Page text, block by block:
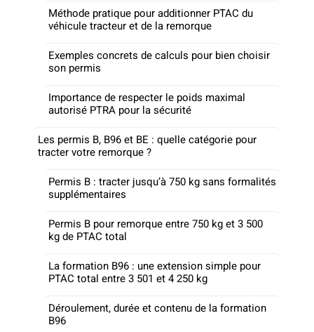
Méthode pratique pour additionner PTAC du
véhicule tracteur et de la remorque
Exemples concrets de calculs pour bien choisir
son permis
Importance de respecter le poids maximal
autorisé PTRA pour la sécurité
Les permis B, B96 et BE : quelle catégorie pour
tracter votre remorque ?
Permis B : tracter jusqu’à 750 kg sans formalités
supplémentaires
Permis B pour remorque entre 750 kg et 3 500
kg de PTAC total
La formation B96 : une extension simple pour
PTAC total entre 3 501 et 4 250 kg
Déroulement, durée et contenu de la formation
B96